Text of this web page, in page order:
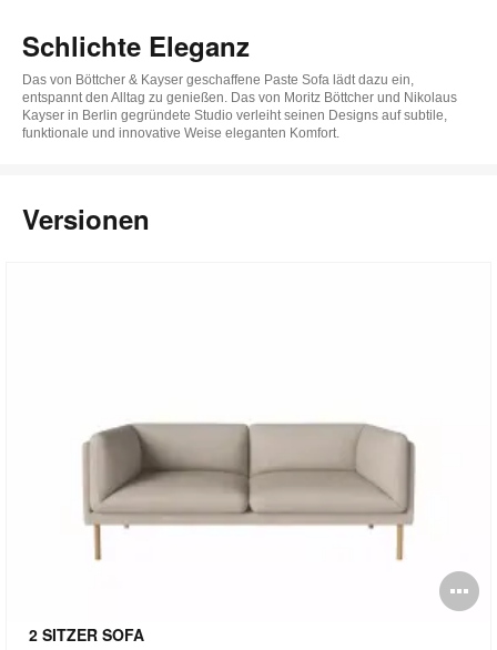
Schlichte Eleganz
Das von Böttcher & Kayser geschaffene Paste Sofa lädt dazu ein,
entspannt den Alltag zu genießen. Das von Moritz Böttcher und Nikolaus
Kayser in Berlin gegründete Studio verleiht seinen Designs auf subtile,
funktionale und innovative Weise eleganten Komfort.
Versionen
2 SITZER SOFA